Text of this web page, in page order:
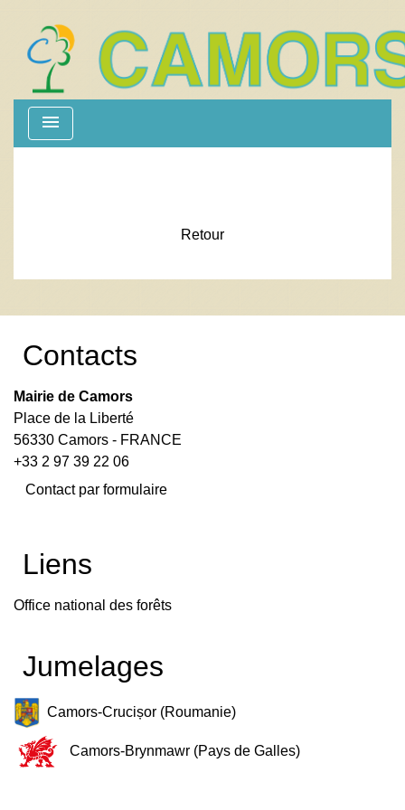
menu
Retour
Contacts
Mairie de Camors
Place de la Liberté
56330 Camors - FRANCE
+33 2 97 39 22 06
Contact par formulaire
Liens
Office national des forêts
Jumelages
Camors-Crucișor (Roumanie)
Camors-Brynmawr (Pays de Galles)